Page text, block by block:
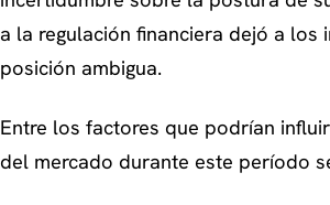
a la regulación financiera dejó a los
posición ambigua.
Entre los factores que podrían
del mercado durante este período